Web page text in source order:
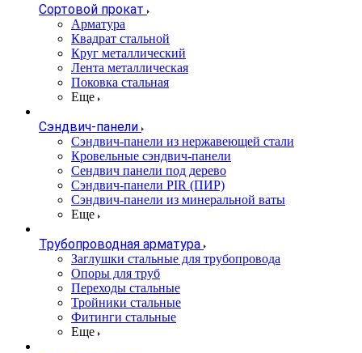
Сортовой прокат
Арматура
Квадрат стальной
Круг металлический
Лента металлическая
Поковка стальная
Еще
Сэндвич-панели
Cэндвич-панели из нержавеющей стали
Кровельные сэндвич-панели
Сендвич панели под дерево
Сэндвич-панели PIR (ПИР)
Сэндвич-панели из минеральной ваты
Еще
Трубопроводная арматура
Заглушки стальные для трубопровода
Опоры для труб
Переходы стальные
Тройники стальные
Фитинги стальные
Еще